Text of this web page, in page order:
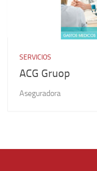
SERVICIOS
ACG Gruop
Aseguradora